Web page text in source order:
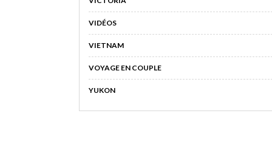
VIDÉOS
VIETNAM
VOYAGE EN COUPLE
YUKON